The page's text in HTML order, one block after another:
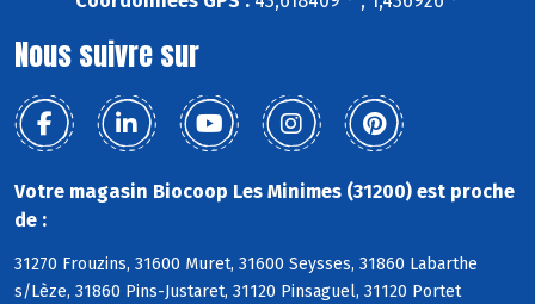
Nous suivre sur
Votre magasin Biocoop Les Minimes (31200) est proche
de :
31270 Frouzins, 31600 Muret, 31600 Seysses, 31860 Labarthe
s/Lèze, 31860 Pins-Justaret, 31120 Pinsaguel, 31120 Portet